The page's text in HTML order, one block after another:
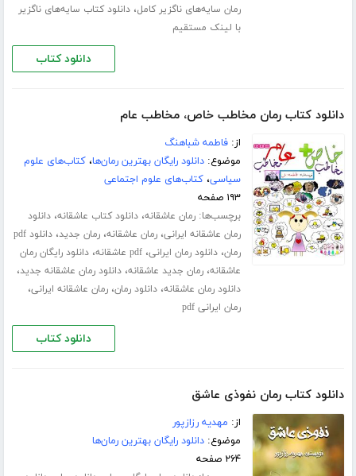
رمان سایه‌های ناگزیر کامل،دانلود کتاب سایه‌های ناگزیر
با لینک مستقیم
دانلود کتاب
دانلود کتاب رمان مخاطب خاص، مخاطب عام
از:فاطمه شباهنگ
موضوع:دانلود رایگان بهترین رمان‌ها،کتاب‌های علوم
سیاسی،کتاب‌های علوم اجتماعی
۱۹۳ صفحه
برچسب‌ها:رمان عاشقانه،دانلود کتاب عاشقانه،دانلود
رمان عاشقانه ایرانی،رمان عاشقانه،رمان جدید،
دانلود pdf
رمان،دانلود رمان ایرانی،pdf عاشقانه ،دانلود رایگان رمان
عاشقانه،رمان جدید عاشقانه،دانلود رمان عاشقانه جدید،
دانلود رمان عاشقانه،دانلود رمان،رمان عاشقانه ایرانی،
رمان ایرانی pdf
دانلود کتاب
دانلود کتاب رمان نفوذی عاشق
از: مهدیه رزازپور
موضوع:دانلود رایگان بهترین رمان‌ها
۲۶۴ صفحه